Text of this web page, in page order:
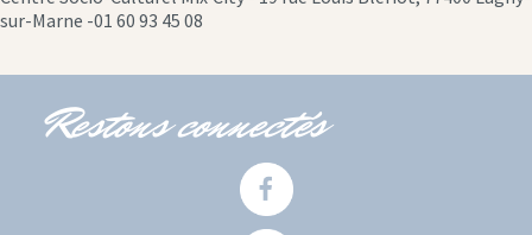
icon
sur-Marne -01 60 93 45 08
Restons connectés